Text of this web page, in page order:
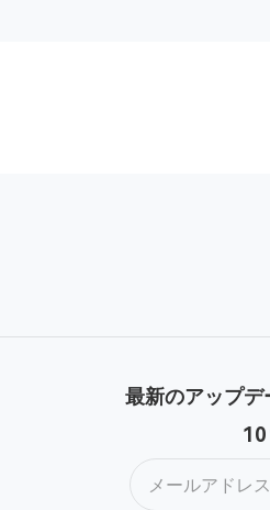
最新のアップデ
10